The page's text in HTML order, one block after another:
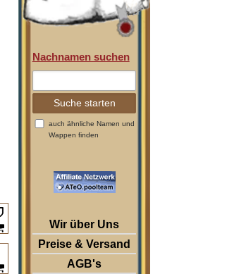
Nachnamen suchen
auch ähnliche Namen und
Wappen finden
Wir über Uns
Preise & Versand
AGB's